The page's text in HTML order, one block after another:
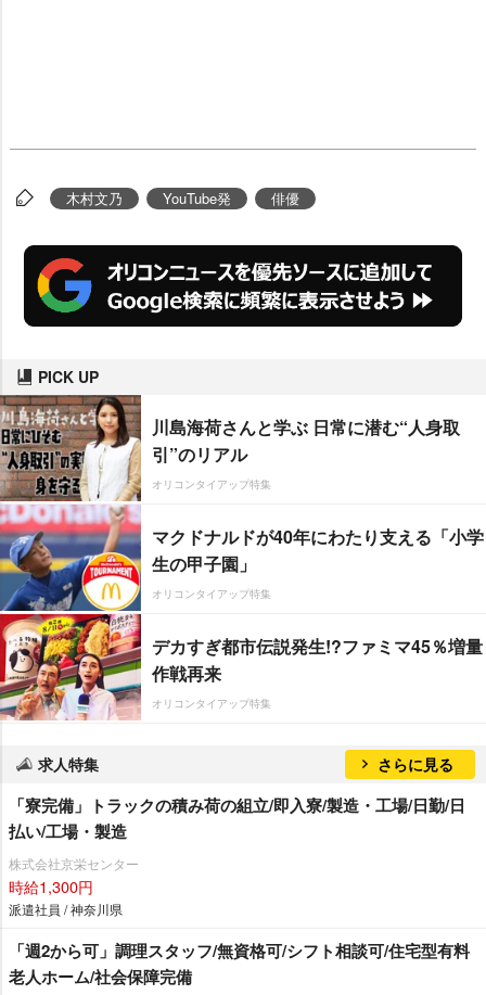
木村文乃 YouTube発 俳優
PICK UP
川島海荷さんと学ぶ 日常に潜む“人身取
引”のリアル
オリコンタイアップ特集
マクドナルドが40年にわたり支える「小学
生の甲子園」
オリコンタイアップ特集
デカすぎ都市伝説発生!?ファミマ45％増量
作戦再来
オリコンタイアップ特集
求人特集 さらに見る
「寮完備」トラックの積み荷の組立/即入寮/製造・工場/日勤/日
払い/工場・製造
株式会社京栄センター
時給1,300円
派遣社員 / 神奈川県
「週2から可」調理スタッフ/無資格可/シフト相談可/住宅型有料
老人ホーム/社会保障完備